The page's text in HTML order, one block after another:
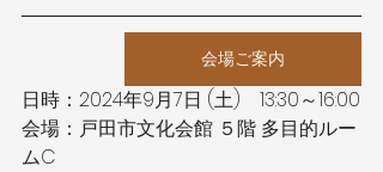
会場ご案内
日時：2024年9月7日 (土)　13:30～16:00
会場：戸田市文化会館 ５階 多目的ルー
ムC